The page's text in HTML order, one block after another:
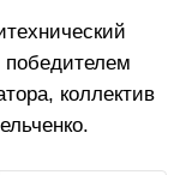
коллектив